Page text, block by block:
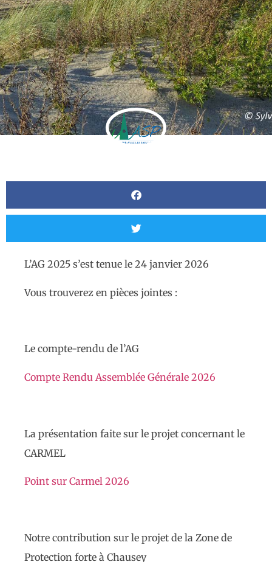
L’AG 2025 s’est tenue le 24 janvier 2026
Vous trouverez en pièces jointes :
Le compte-rendu de l’AG
Compte Rendu Assemblée Générale 2026
La présentation faite sur le projet concernant le
CARMEL
Point sur Carmel 2026
Notre contribution sur le projet de la Zone de
Protection forte à Chausey